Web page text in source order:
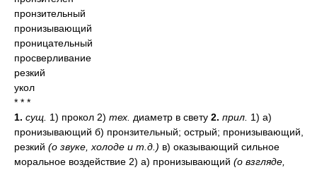
пронзительный
пронизывающий
проницательный
просверливание
резкий
укол
* * *
1. сущ. 1) прокол 2) тех. диаметр в свету 2. прил. 1) а)
пронизывающий б) пронзительный; острый; пронизывающий,
резкий (о звуке, холоде и т.д.) в) оказывающий сильное
моральное воздействие 2) а) пронизывающий (о взгляде,